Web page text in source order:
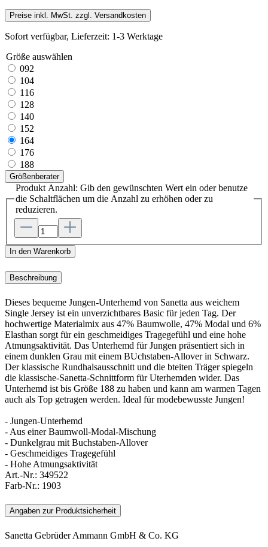
Preise inkl. MwSt. zzgl. Versandkosten
Sofort verfügbar, Lieferzeit: 1-3 Werktage
Größe auswählen
092
104
116
128
140
152
164
176
188
Größenberater
Produkt Anzahl: Gib den gewünschten Wert ein oder benutze
die Schaltflächen um die Anzahl zu erhöhen oder zu
reduzieren.
In den Warenkorb
Beschreibung
Dieses bequeme Jungen-Unterhemd von Sanetta aus weichem
Single Jersey ist ein unverzichtbares Basic für jeden Tag. Der
hochwertige Materialmix aus 47% Baumwolle, 47% Modal und 6%
Elasthan sorgt für ein geschmeidiges Tragegefühl und eine hohe
Atmungsaktivität. Das Unterhemd für Jungen präsentiert sich in
einem dunklen Grau mit einem BUchstaben-Allover in Schwarz.
Der klassische Rundhalsausschnitt und die bteiten Träger spiegeln
die klassische-Sanetta-Schnittform für Uterhemden wider. Das
Unterhemd ist bis Größe 188 zu haben und kann am warmen Tagen
auch als Top getragen werden. Ideal für modebewusste Jungen!
- Jungen-Unterhemd
- Aus einer Baumwoll-Modal-Mischung
- Dunkelgrau mit Buchstaben-Allover
- Geschmeidiges Tragegefühl
- Hohe Atmungsaktivität
Art.-Nr.: 349522
Farb-Nr.: 1903
Angaben zur Produktsicherheit
Sanetta Gebrüder Ammann GmbH & Co. KG